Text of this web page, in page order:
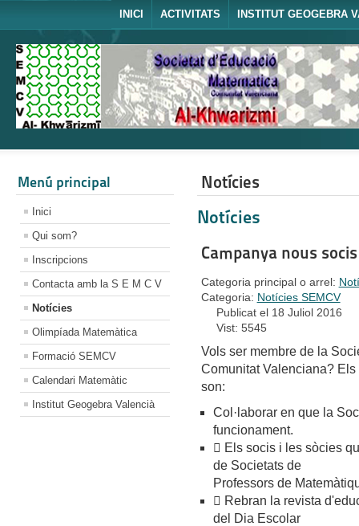
INICI ACTIVITATS INSTITUT GEOGEBRA
Menú principal
Inici
Qui som?
Inscripcions
Contacta amb la S E M C V
Notícies
Olimpíada Matemàtica
Formació SEMCV
Calendari Matemàtic
Institut Geogebra Valencià
Notícies
Notícies
Campanya nous
Categoria principal o arrel:
Categoria: Notícies SEMCV
Publicat el 18 Juliol 2016
Vist: 5545
Vols ser membre de la
Comunitat Valenciana?
son:
Col·laborar en que la
funcionament.
 Els socis i les sòcies
de Societats de
Professors de
 Rebran la revista
del Dia Escolar